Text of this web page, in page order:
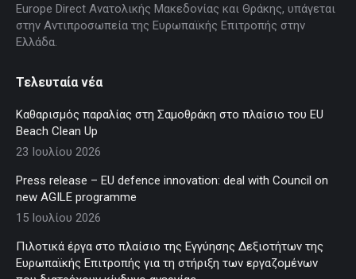
Europe Direct Ανατολικής Μακεδονίας και Θράκης, υπάγεται
στην Αντιπροσωπεία της Ευρωπαϊκής Επιτροπής στην
Ελλάδα.
Τελευταία νέα
Καθαρισμός παραλίας στη Σαμοθράκη στο πλαίσιο του EU
Beach Clean Up
23 Ιουλίου 2026
Press release – EU defence innovation: deal with Council on
new AGILE programme
15 Ιουλίου 2026
Πιλοτικά έργα στο πλαίσιο της Εγγύησης Δεξιοτήτων της
Ευρωπαϊκής Επιτροπής για τη στήριξη των εργαζομένων